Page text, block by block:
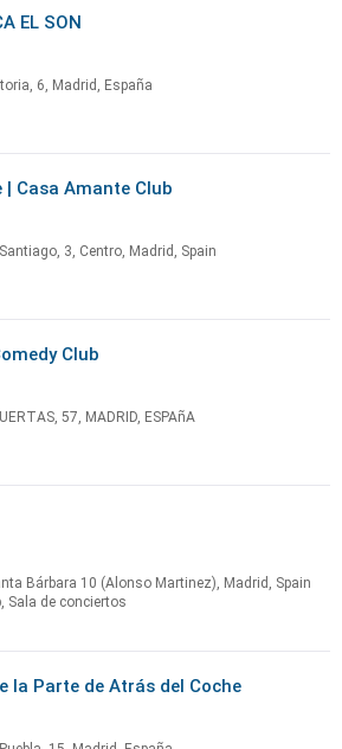
EL SON
6, Madrid, España
| Casa Amante Club
3, Centro, Madrid, Spain
Club
57, MADRID, ESPAñA
Bárbara 10 (Alonso Martinez), Madrid, Spain
Sala de conciertos
la Parte de Atrás del Coche